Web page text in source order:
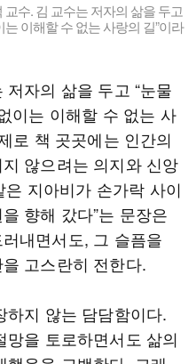
수. 김 교수는 저자의 삶을 두고
이해할 수 없는 사랑의 길”이라
자의 삶을 두고 “눈물
이는 이해할 수 없는 사
로 책 곳곳에는 인간의
않으려는 의지와 신앙
지아비가 손가락 사이
향해 갔다”는 문장은
내면서도, 그 슬픔을
고스란히 전한다.
지 않는 담담함이다.
을 토로하면서도 삶의